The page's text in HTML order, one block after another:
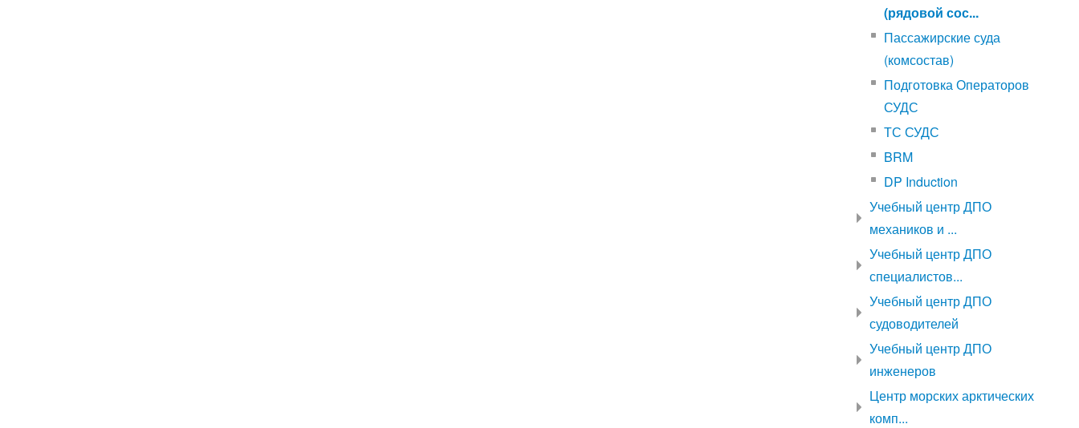
(рядовой сос...
Пассажирские суда
(комсостав)
Подготовка Операторов
СУДС
ТС СУДС
BRM
DP Induction
Учебный центр ДПО
механиков и ...
Учебный центр ДПО
специалистов...
Учебный центр ДПО
судоводителей
Учебный центр ДПО
инженеров
Центр морских арктических
комп...